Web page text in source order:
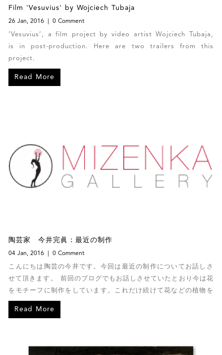
Film 'Vesuvius' by Wojciech Tubaja
26 Jan, 2016 0 Comment
‘Vesuvius’, a film project by video artist Wojciech Tubaja,
is in post-production. Here are two trailers from this
project.
Read More
陶芸家 今井完眞：最近の制作
04 Jan, 2016 0 Comment
こんにちは陶芸の今井です。今回は最近の制作についてお話しさ
せて頂きます。 前回のブログでもお話しさせていたとおり今は花
をモチーフに制作をしています。これだけ続けて花などの植物を
制作したことはいままでありません。
Read More